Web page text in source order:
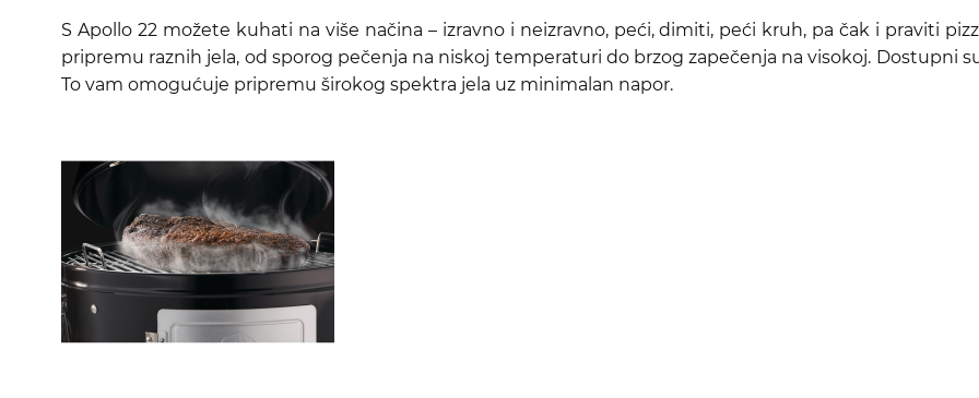
S Apollo 22 možete kuhati na više načina – izravno i neizravno, peći, dimiti, peći kruh, pa čak i praviti
pripremu raznih jela, od sporog pečenja na niskoj temperaturi do brzog zapečenja na visokoj. Dostupni
To vam omogućuje pripremu širokog spektra jela uz minimalan napor.